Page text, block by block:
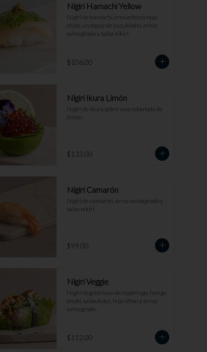
Nigiri Hamachi Yellow
Nigiri de hamachi, envuelto en hoja
shiso, un toque de yuzukosho, arroz
avinagrado y salsa nikiri.
$106.00
Nigiri Ikura Limón
Nigiri de ikura sobre una rebanada de
limón.
$133.00
Nigiri Camarón
Nigiri de camarón, arroz avinagrado y
salsa nikiri
$99.00
Nigiri Veggie
Nigiri vegetariano de espárrago, hongo
enoki, salsa dulce, hoja shiso y arroz
avinagrado.
$112.00